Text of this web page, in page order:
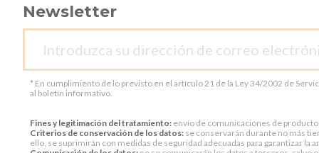
Newsletter
* En cumplimiento de lo previsto en el artículo 21 de la Ley 34/2002 de
al boletín informativo.
Fines y legitimación del tratamiento: envío de comunicaciones de
Criterios de conservación de los datos: se conservarán durante no más
ello, se suprimirán con medidas de seguridad adecuadas para garantizar